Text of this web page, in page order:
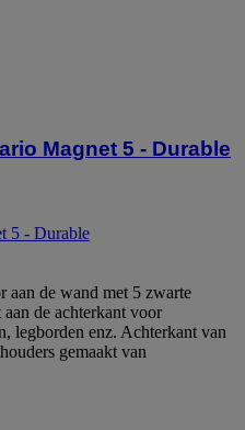
Magnet 5 - Durable
5 - Durable
aan de wand met 5 zwarte
de achterkant voor
legborden enz. Achterkant van
gemaakt van